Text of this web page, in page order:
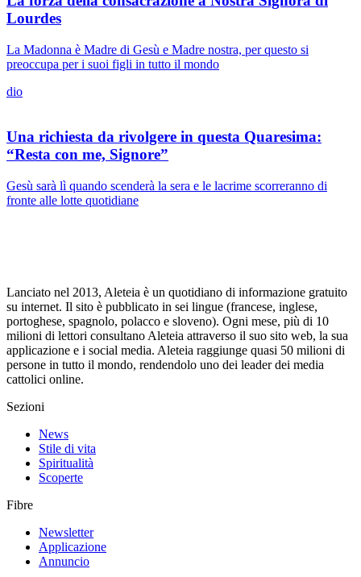
Lourdes
La Madonna è Madre di Gesù e Madre nostra, per questo si
preoccupa per i suoi figli in tutto il mondo
dio
Una richiesta da rivolgere in questa Quaresima:
“Resta con me, Signore”
Gesù sarà lì quando scenderà la sera e le lacrime scorreranno di
fronte alle lotte quotidiane
Lanciato nel 2013, Aleteia è un quotidiano di informazione gratuito
su internet. Il sito è pubblicato in sei lingue (francese, inglese,
portoghese, spagnolo, polacco e sloveno). Ogni mese, più di 10
milioni di lettori consultano Aleteia attraverso il suo sito web, la sua
applicazione e i social media. Aleteia raggiunge quasi 50 milioni di
persone in tutto il mondo, rendendolo uno dei leader dei media
cattolici online.
Sezioni
News
Stile di vita
Spiritualità
Scoperte
Fibre
Newsletter
Applicazione
Annuncio